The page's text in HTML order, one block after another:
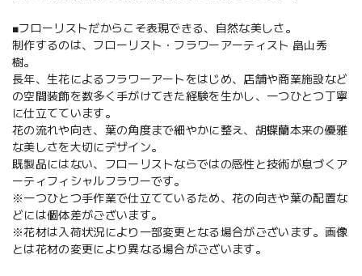
■フローリストだからこそ表現できる、自然な美しさ。
制作するのは、フローリスト・フラワーアーティスト 畠山秀
樹。
長年、生花によるフラワーアートをはじめ、店舗や商業施設など
の空間装飾を数多く手がけてきた経験を生かし、一つひとつ丁寧
に仕立てています。
花の流れや向き、葉の角度まで細やかに整え、胡蝶蘭本来の優雅
な美しさを大切にデザイン。
既製品にはない、フローリストならではの感性と技術が息づくア
ーティフィシャルフラワーです。
※一つひとつ手作業で仕立てているため、花の向きや葉の配置な
どには個体差がございます。
※花材は入荷状況により一部変更となる場合がございます。画像
とは花材の変更により異なる場合がございます。